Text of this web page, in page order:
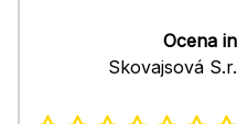
Ocena
Skovajsová